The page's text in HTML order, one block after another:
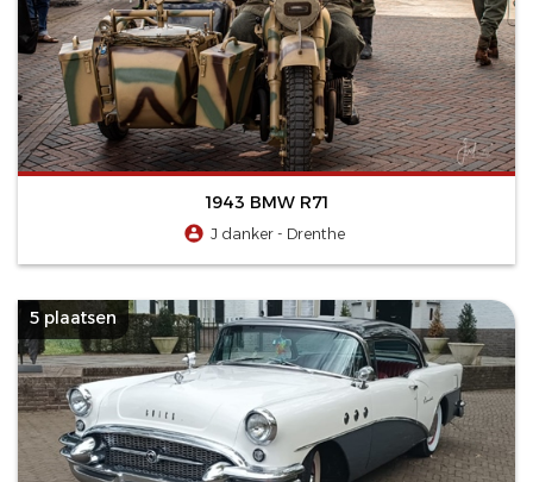
1943 BMW R71
J danker - Drenthe
5 plaatsen